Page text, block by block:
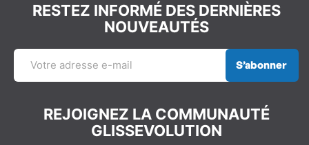
RESTEZ INFORMÉ DES DERNIÈRES
NOUVEAUTÉS
S’abonner
REJOIGNEZ LA COMMUNAUTÉ
GLISSEVOLUTION